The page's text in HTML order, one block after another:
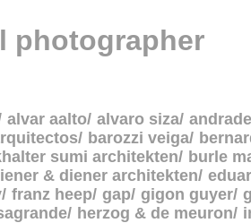
photographer
alvar aalto alvaro siza
barozzi veiga
sumi architekten burle
& diener architekten
franz heep gap gigon guyer
herzog & de meuron